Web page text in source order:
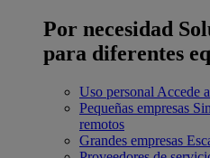
Por necesidad
para diferentes
Uso personal Accede
Pequeñas empresas
remotos
Grandes empresas